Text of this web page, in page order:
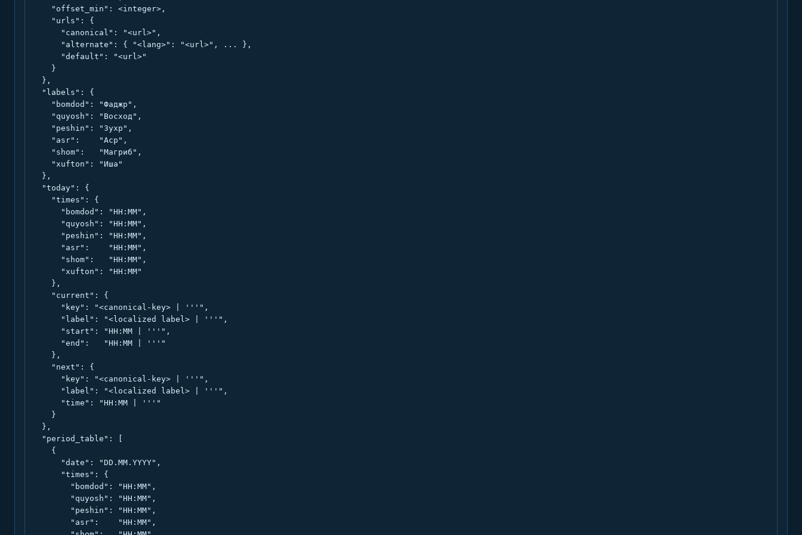
    "offset_min": <integer>,
    "urls": {
      "canonical": "<url>",
      "alternate": { "<lang>": "<url>", ... },
      "default": "<url>"
    }
  },
  "labels": {
    "bomdod": "Фаджр",
    "quyosh": "Восход",
    "peshin": "Зухр",
    "asr":    "Аср",
    "shom":   "Магриб",
    "xufton": "Иша"
  },
  "today": {
    "times": {
      "bomdod": "HH:MM",
      "quyosh": "HH:MM",
      "peshin": "HH:MM",
      "asr":    "HH:MM",
      "shom":   "HH:MM",
      "xufton": "HH:MM"
    },
    "current": {
      "key": "<canonical-key> | '''",
      "label": "<localized label> | '''",
      "start": "HH:MM | '''",
      "end":   "HH:MM | '''"
    },
    "next": {
      "key": "<canonical-key> | '''",
      "label": "<localized label> | '''",
      "time": "HH:MM | '''"
    }
  },
  "period_table": [
    {
      "date": "DD.MM.YYYY",
      "times": {
        "bomdod": "HH:MM",
        "quyosh": "HH:MM",
        "peshin": "HH:MM",
        "asr":    "HH:MM",